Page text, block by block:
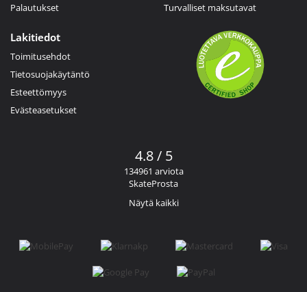
Palautukset
Turvalliset maksutavat
Lakitiedot
Toimitusehdot
Tietosuojakäytäntö
Esteettömyys
Evästeasetukset
4.8 / 5
134961 arviota
SkateProsta
Näytä kaikki